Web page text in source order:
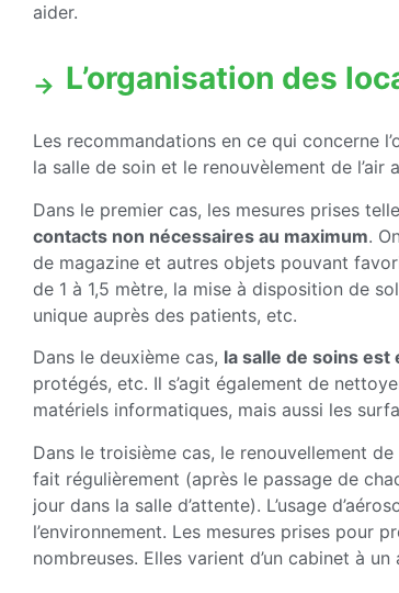
aider.
L’organisation des
Les recommandations en ce qui concerne
la salle de soin et le renouvèlement de l’air
Dans le premier cas, les mesures prises
contacts non nécessaires au maximum.
de magazine et autres objets pouvant
de 1 à 1,5 mètre, la mise à disposition de
unique auprès des patients, etc.
Dans le deuxième cas, la salle de soins est
protégés, etc. Il s’agit également de
matériels informatiques, mais aussi les
Dans le troisième cas, le renouvellement
fait régulièrement (après le passage de
jour dans la salle d’attente). L’usage
l’environnement. Les mesures prises pour
nombreuses. Elles varient d’un cabinet à